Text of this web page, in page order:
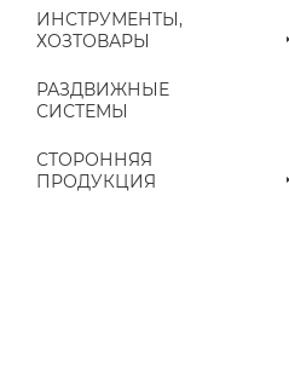
ИНСТРУМЕНТЫ,
ХОЗТОВАРЫ
РАЗДВИЖНЫЕ
СИСТЕМЫ
СТОРОННЯЯ
ПРОДУКЦИЯ